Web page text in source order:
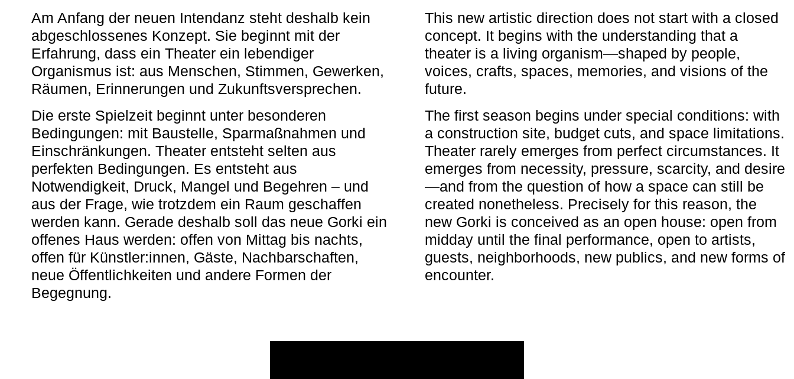
Am Anfang der neuen Intendanz steht deshalb kein
abgeschlossenes Konzept. Sie beginnt mit der
Erfahrung, dass ein Theater ein lebendiger
Organismus ist: aus Menschen, Stimmen, Gewerken,
Räumen, Erinnerungen und Zukunftsversprechen.
Die erste Spielzeit beginnt unter besonderen
Bedingungen: mit Baustelle, Sparmaßnahmen und
Einschränkungen. Theater entsteht selten aus
perfekten Bedingungen. Es entsteht aus
Notwendigkeit, Druck, Mangel und Begehren – und
aus der Frage, wie trotzdem ein Raum geschaffen
werden kann. Gerade deshalb soll das neue Gorki ein
offenes Haus werden: offen von Mittag bis nachts,
offen für Künstler:innen, Gäste, Nachbarschaften,
neue Öffentlichkeiten und andere Formen der
Begegnung.
This new artistic direction does not start with a closed
concept. It begins with the understanding that a
theater is a living organism—shaped by people,
voices, crafts, spaces, memories, and visions of the
future.
The first season begins under special conditions: with
a construction site, budget cuts, and space limitations.
Theater rarely emerges from perfect circumstances. It
emerges from necessity, pressure, scarcity, and desire
—and from the question of how a space can still be
created nonetheless. Precisely for this reason, the
new Gorki is conceived as an open house: open from
midday until the final performance, open to artists,
guests, neighborhoods, new publics, and new forms of
encounter.